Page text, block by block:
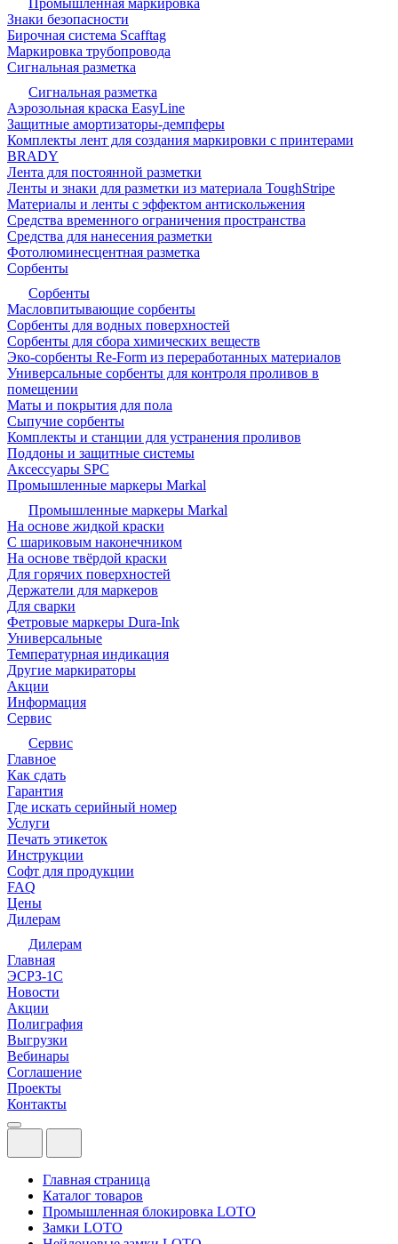
Промышленная маркировка
Знаки безопасности
Бирочная система Scafftag
Маркировка трубопровода
Сигнальная разметка
Сигнальная разметка
Аэрозольная краска EasyLine
Защитные амортизаторы-демпферы
Комплекты лент для создания маркировки с принтерами
BRADY
Лента для постоянной разметки
Ленты и знаки для разметки из материала ToughStripe
Материалы и ленты с эффектом антискольжения
Средства временного ограничения пространства
Средства для нанесения разметки
Фотолюминесцентная разметка
Сорбенты
Сорбенты
Масловпитывающие сорбенты
Сорбенты для водных поверхностей
Сорбенты для сбора химических веществ
Эко-сорбенты Re-Form из переработанных материалов
Универсальные сорбенты для контроля проливов в
помещении
Маты и покрытия для пола
Сыпучие сорбенты
Комплекты и станции для устранения проливов
Поддоны и защитные системы
Аксессуары SPC
Промышленные маркеры Markal
Промышленные маркеры Markal
На основе жидкой краски
С шариковым наконечником
На основе твёрдой краски
Для горячих поверхностей
Держатели для маркеров
Для сварки
Фетровые маркеры Dura-Ink
Универсальные
Температурная индикация
Другие маркираторы
Акции
Информация
Сервис
Сервис
Главное
Как сдать
Гарантия
Где искать серийный номер
Услуги
Печать этикеток
Инструкции
Софт для продукции
FAQ
Цены
Дилерам
Дилерам
Главная
ЭСРЗ-1С
Новости
Акции
Полиграфия
Выгрузки
Вебинары
Соглашение
Проекты
Контакты
Главная страница
Каталог товаров
Промышленная блокировка LOTO
Замки LOTO